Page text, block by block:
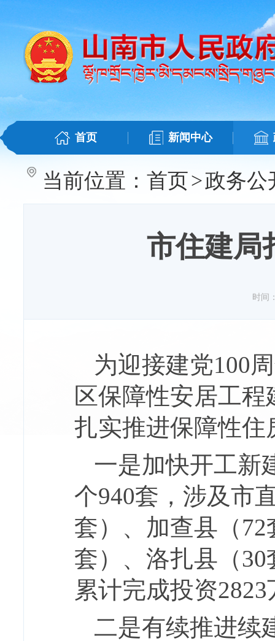
首页 新闻中心
当前位置： 首页>政务公
市住建局
时间
为迎接建党100
区保障性安居工
扎实推进保障性
一是加快开工新
个940套，涉及市
套）、加查县（
套）、洛扎县（
累计完成投资
二是有续推进续